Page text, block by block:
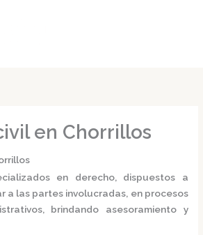
en Chorrillos
en derecho, dispuestos a
a las partes involucradas, en procesos
brindando asesoramiento y